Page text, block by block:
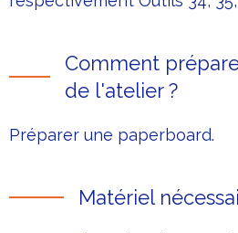
Comment
de l'atelier ?
Préparer une paperboard.
Matériel